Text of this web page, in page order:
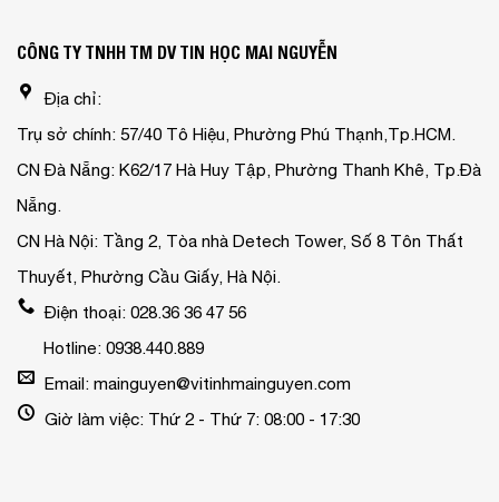
CÔNG TY TNHH TM DV TIN HỌC MAI NGUYỄN
Địa chỉ:
Trụ sở chính: 57/40 Tô Hiệu, Phường Phú Thạnh,Tp.HCM.
CN Đà Nẵng: K62/17 Hà Huy Tập, Phường Thanh Khê, Tp.Đà
Nẵng.
CN Hà Nội: Tầng 2, Tòa nhà Detech Tower, Số 8 Tôn Thất
Thuyết, Phường Cầu Giấy, Hà Nội.
Điện thoại: 028.36 36 47 56
Hotline: 0938.440.889
Email: mainguyen@vitinhmainguyen.com
Giờ làm việc: Thứ 2 - Thứ 7: 08:00 - 17:30